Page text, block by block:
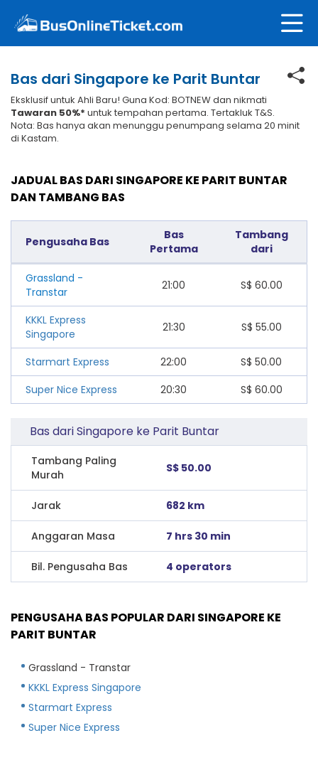
Bas dari Singapore ke Parit Buntar
Eksklusif untuk Ahli Baru! Guna Kod: BOTNEW dan nikmati
Tawaran 50%* untuk tempahan pertama. Tertakluk T&S.
Nota: Bas hanya akan menunggu penumpang selama 20 minit
di Kastam.
JADUAL BAS DARI SINGAPORE KE PARIT BUNTAR
DAN TAMBANG BAS
Pengusaha Bas
Bas
Pertama
Tambang
dari
Grassland -
Transtar
21:00 S$ 60.00
KKKL Express
Singapore
21:30 S$ 55.00
Starmart Express 22:00 S$ 50.00
Super Nice Express
20:30 S$ 60.00
Bas dari Singapore ke Parit Buntar
Tambang Paling
Murah
S$ 50.00
Jarak 682 km
Anggaran Masa 7 hrs 30 min
Bil. Pengusaha Bas 4 operators
PENGUSAHA BAS POPULAR DARI SINGAPORE KE
PARIT BUNTAR
Grassland - Transtar
KKKL Express Singapore
Starmart Express
Super Nice Express